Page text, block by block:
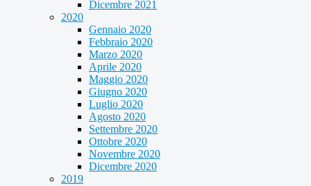
Dicembre 2021
2020
Gennaio 2020
Febbraio 2020
Marzo 2020
Aprile 2020
Maggio 2020
Giugno 2020
Luglio 2020
Agosto 2020
Settembre 2020
Ottobre 2020
Novembre 2020
Dicembre 2020
2019